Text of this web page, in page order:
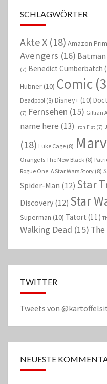
SCHLAGWÖRTER
Akte X (18) Amazon
Avengers (16) Batman
(7) Benedict Cumberbatch
Hübner (10) Comic
Deadpool (8) Disney+ (10)
(7) Fernsehen (15) Gillian
name here (13) Iron Fist (7)
(18) Luke Cage (8)
Orange Is The New Black (8)
Rogue One: A Star Wars Story (8)
Spider-Man (12) Star
Discovery (12) Star
Superman (10) Tatort (11)
Walking Dead (15) The
TWITTER
Tweets von
NEUESTE